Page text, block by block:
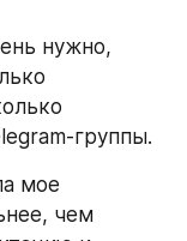
нужно,
группы.
мое
чем